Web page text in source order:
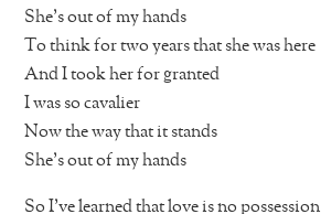
She’s out of my hands
To think for two years that she was here
And I took her for granted
I was so cavalier
Now the way that it stands
She’s out of my hands
So I’ve learned that love is no possession